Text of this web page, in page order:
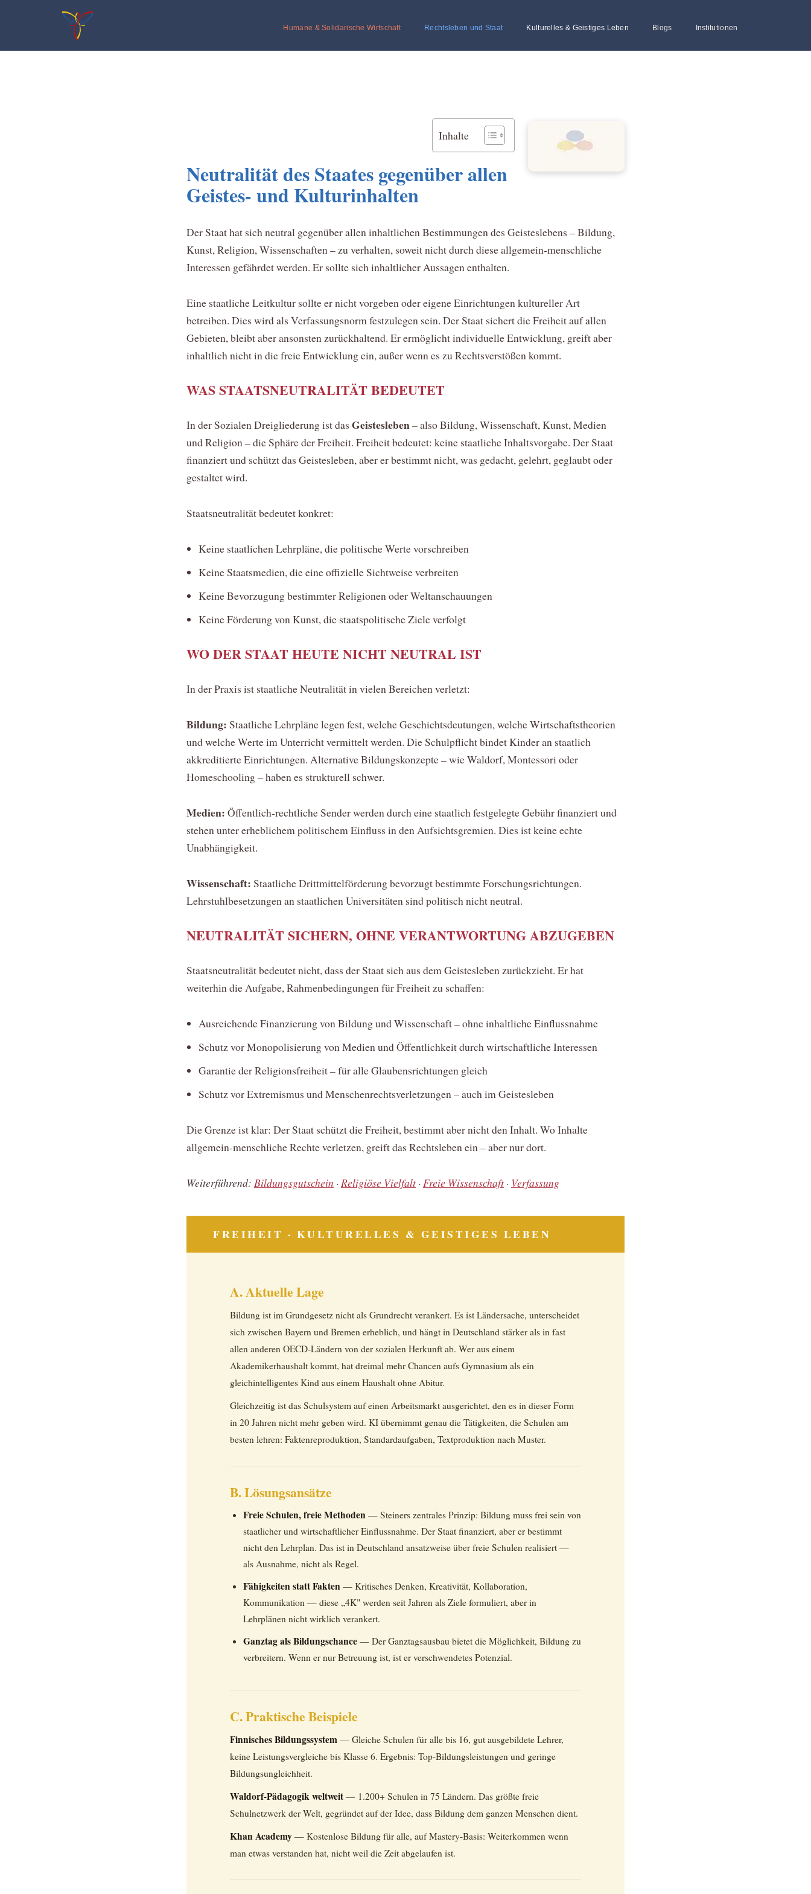
Inhalt
Humane & Solidarische Wirtschaft Rechtsleben und Staat Kulturelles & Geistiges Leben Blogs Institutionen
Inhalte
Neutralität des Staates gegenüber allen
Geistes- und Kulturinhalten
Der Staat hat sich neutral gegenüber allen inhaltlichen Bestimmungen des Geisteslebens – Bildung,
Kunst, Religion, Wissenschaften – zu verhalten, soweit nicht durch diese allgemein-menschliche
Interessen gefährdet werden. Er sollte sich inhaltlicher Aussagen enthalten.
Eine staatliche Leitkultur sollte er nicht vorgeben oder eigene Einrichtungen kultureller Art
betreiben. Dies wird als Verfassungsnorm festzulegen sein. Der Staat sichert die Freiheit auf allen
Gebieten, bleibt aber ansonsten zurückhaltend. Er ermöglicht individuelle Entwicklung, greift aber
inhaltlich nicht in die freie Entwicklung ein, außer wenn es zu Rechtsverstößen kommt.
WAS STAATSNEUTRALITÄT BEDEUTET
In der Sozialen Dreigliederung ist das Geistesleben– also Bildung, Wissenschaft, Kunst, Medien
und Religion – die Sphäre der Freiheit. Freiheit bedeutet: keine staatliche Inhaltsvorgabe. Der Staat
finanziert und schützt das Geistesleben, aber er bestimmt nicht, was gedacht, gelehrt, geglaubt oder
gestaltet wird.
Staatsneutralität bedeutet konkret:
Keine staatlichen Lehrpläne, die politische Werte vorschreiben
Keine Staatsmedien, die eine offizielle Sichtweise verbreiten
Keine Bevorzugung bestimmter Religionen oder Weltanschauungen
Keine Förderung von Kunst, die staatspolitische Ziele verfolgt
WO DER STAAT HEUTE NICHT NEUTRAL IST
In der Praxis ist staatliche Neutralität in vielen Bereichen verletzt:
Bildung: Staatliche Lehrpläne legen fest, welche Geschichtsdeutungen, welche Wirtschaftstheorien
und welche Werte im Unterricht vermittelt werden. Die Schulpflicht bindet Kinder an staatlich
akkreditierte Einrichtungen. Alternative Bildungskonzepte – wie Waldorf, Montessori oder
Homeschooling – haben es strukturell schwer.
Medien: Öffentlich-rechtliche Sender werden durch eine staatlich festgelegte Gebühr finanziert und
stehen unter erheblichem politischem Einfluss in den Aufsichtsgremien. Dies ist keine echte
Unabhängigkeit.
Wissenschaft: Staatliche Drittmittelförderung bevorzugt bestimmte Forschungsrichtungen.
Lehrstuhlbesetzungen an staatlichen Universitäten sind politisch nicht neutral.
NEUTRALITÄT SICHERN, OHNE VERANTWORTUNG ABZUGEBEN
Staatsneutralität bedeutet nicht, dass der Staat sich aus dem Geistesleben zurückzieht. Er hat
weiterhin die Aufgabe, Rahmenbedingungen für Freiheit zu schaffen:
Ausreichende Finanzierung von Bildung und Wissenschaft – ohne inhaltliche Einflussnahme
Schutz vor Monopolisierung von Medien und Öffentlichkeit durch wirtschaftliche Interessen
Garantie der Religionsfreiheit – für alle Glaubensrichtungen gleich
Schutz vor Extremismus und Menschenrechtsverletzungen – auch im Geistesleben
Die Grenze ist klar: Der Staat schützt die Freiheit, bestimmt aber nicht den Inhalt. Wo Inhalte
allgemein-menschliche Rechte verletzen, greift das Rechtsleben ein – aber nur dort.
Weiterführend: Bildungsgutschein · Religiöse Vielfalt · Freie Wissenschaft · Verfassung
FREIHEIT · KULTURELLES & GEISTIGES LEBEN
A. Aktuelle Lage
Bildung ist im Grundgesetz nicht als Grundrecht verankert. Es ist Ländersache, unterscheidet
sich zwischen Bayern und Bremen erheblich, und hängt in Deutschland stärker als in fast
allen anderen OECD-Ländern von der sozialen Herkunft ab. Wer aus einem
Akademikerhaushalt kommt, hat dreimal mehr Chancen aufs Gymnasium als ein
gleichintelligentes Kind aus einem Haushalt ohne Abitur.
Gleichzeitig ist das Schulsystem auf einen Arbeitsmarkt ausgerichtet, den es in dieser Form
in 20 Jahren nicht mehr geben wird. KI übernimmt genau die Tätigkeiten, die Schulen am
besten lehren: Faktenreproduktion, Standardaufgaben, Textproduktion nach Muster.
B. Lösungsansätze
Freie Schulen, freie Methoden — Steiners zentrales Prinzip: Bildung muss frei sein von
staatlicher und wirtschaftlicher Einflussnahme. Der Staat finanziert, aber er bestimmt
nicht den Lehrplan. Das ist in Deutschland ansatzweise über freie Schulen realisiert —
als Ausnahme, nicht als Regel.
Fähigkeiten statt Fakten — Kritisches Denken, Kreativität, Kollaboration,
Kommunikation — diese „4K" werden seit Jahren als Ziele formuliert, aber in
Lehrplänen nicht wirklich verankert.
Ganztag als Bildungschance — Der Ganztagsausbau bietet die Möglichkeit, Bildung zu
verbreitern. Wenn er nur Betreuung ist, ist er verschwendetes Potenzial.
C. Praktische Beispiele
Finnisches Bildungssystem — Gleiche Schulen für alle bis 16, gut ausgebildete Lehrer,
keine Leistungsvergleiche bis Klasse 6. Ergebnis: Top-Bildungsleistungen und geringe
Bildungsungleichheit.
Waldorf-Pädagogik weltweit — 1.200+ Schulen in 75 Ländern. Das größte freie
Schulnetzwerk der Welt, gegründet auf der Idee, dass Bildung dem ganzen Menschen dient.
Khan Academy — Kostenlose Bildung für alle, auf Mastery-Basis: Weiterkommen wenn
man etwas verstanden hat, nicht weil die Zeit abgelaufen ist.